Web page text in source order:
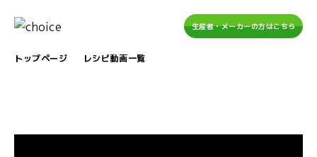
トップページ レシピ動画一覧
生産者・メーカーの方はこちら